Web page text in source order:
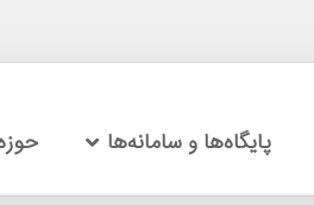
پایگاه‌ها و سامانه‌ها